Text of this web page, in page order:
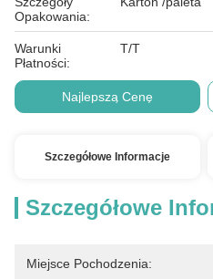
Opakowania:
Warunki
Płatności:
T/T
Najlepszą Cenę
Szczegółowe Informacje
Szczegółowe
Miejsce Pochodzenia: